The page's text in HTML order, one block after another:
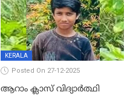
KERALA
Posted On 27-12-2025
ആറാം ക്ലാസ് വിദ്യാർത്ഥി